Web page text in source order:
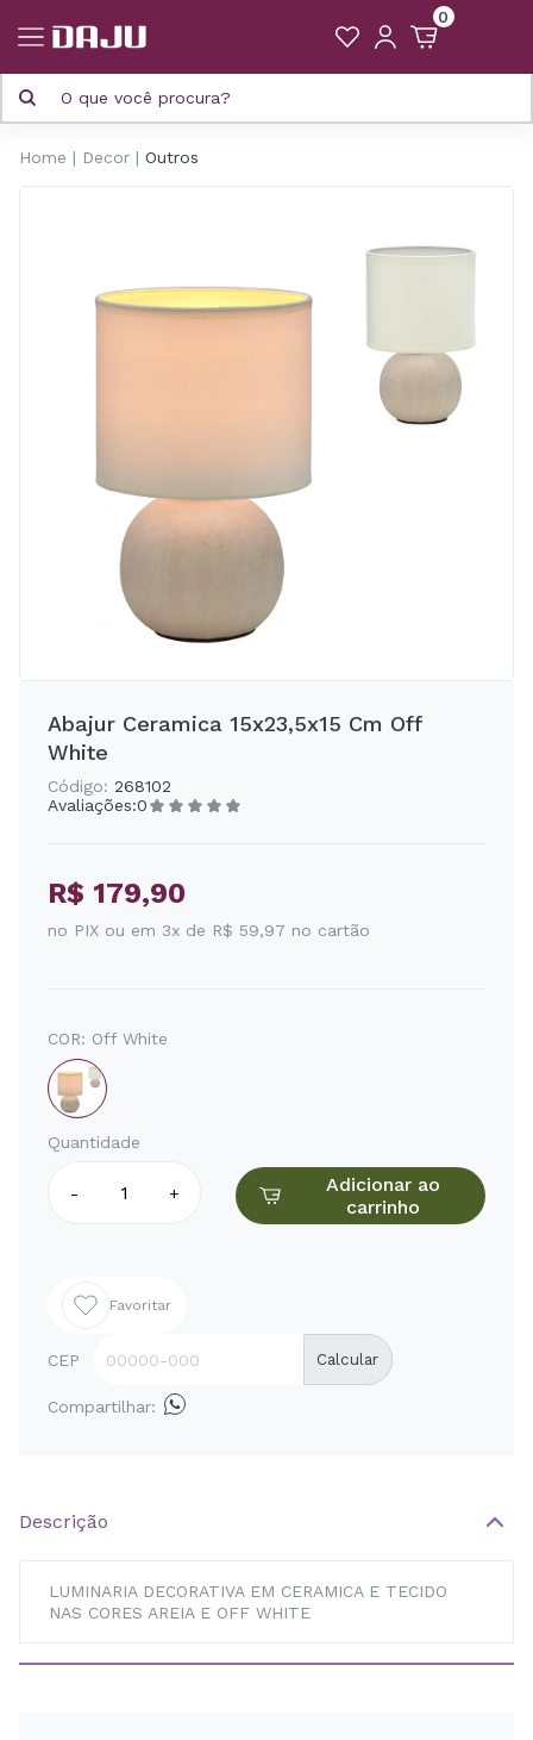
0
Home Decor Outros
Abajur Ceramica 15x23,5x15 Cm Off
White
Código: 268102
Avaliações:0
R$ 179,90
no PIX ou em 3x de R$ 59,97 no cartão
COR: Off White
Quantidade
- +
Adicionar ao
carrinho
Favoritar
CEP Calcular
Compartilhar:
Descrição
LUMINARIA DECORATIVA EM CERAMICA E TECIDO
NAS CORES AREIA E OFF WHITE